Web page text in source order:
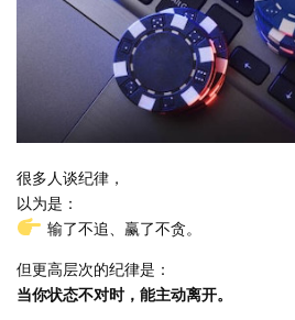
很多人谈纪律，
以为是：
输了不追、赢了不贪。
但更高层次的纪律是：
当你状态不对时，能主动离开。